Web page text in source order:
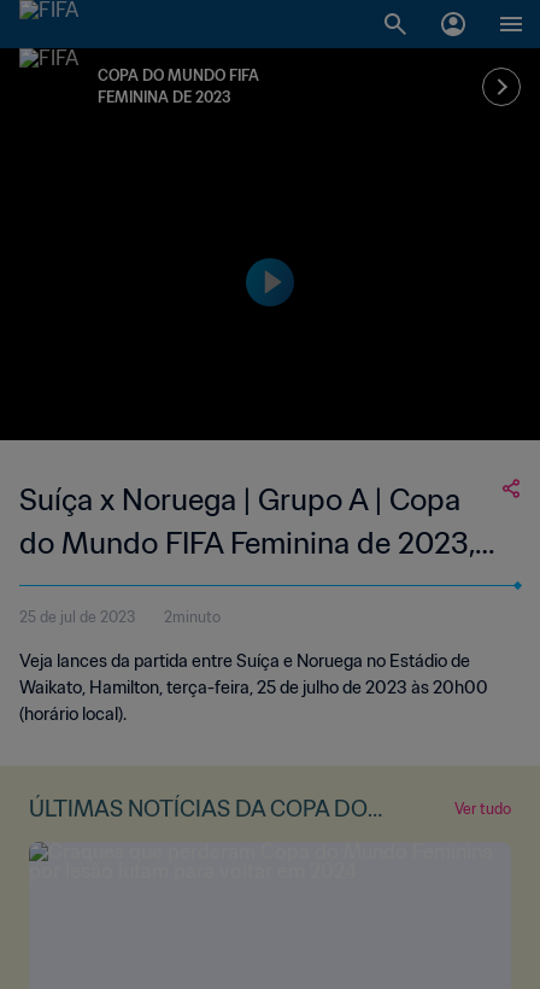
COPA DO MUNDO FIFA
FEMININA DE 2023
Suíça x Noruega | Grupo A | Copa
do Mundo FIFA Feminina de 2023,
em Austrália e Nova Zelândia |
Melhores momentos (Sem narração)
25 de jul de 2023 2minuto
Veja lances da partida entre Suíça e Noruega no Estádio de
Waikato, Hamilton, terça-feira, 25 de julho de 2023 às 20h00
(horário local).
ÚLTIMAS NOTÍCIAS DA COPA DO
MUNDO FEMININA DA FIFA™
Ver tudo